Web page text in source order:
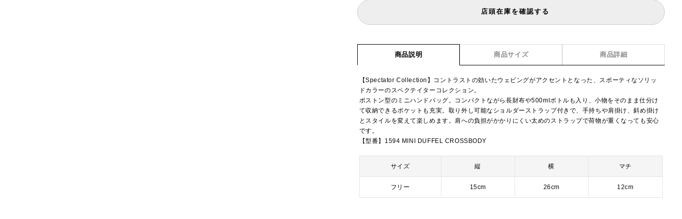
店頭在庫を確認する
商品説明 商品サイズ 商品詳細
【Spectator Collection】コントラストの効いたウェビングがアクセントとなった、スポーティなソリッ
ドカラーのスペクテイターコレクション。
ボストン型のミニハンドバッグ。コンパクトながら長財布や500mlボトルも入り、小物をそのまま仕分け
て収納できるポケットも充実。取り外し可能なショルダーストラップ付きで、手持ちや肩掛け、斜め掛け
とスタイルを変えて楽しめます。肩への負担がかかりにくい太めのストラップで荷物が重くなっても安心
です。
【型番】1594 MINI DUFFEL CROSSBODY
サイズ 縦 横 マチ
フリー 15cm 26cm 12cm